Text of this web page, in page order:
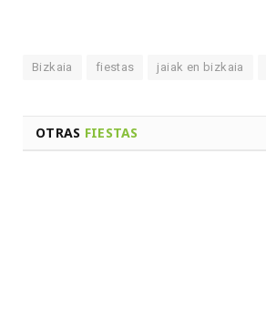
Bizkaia fiestas jaiak en bizkaia
OTRAS FIESTAS